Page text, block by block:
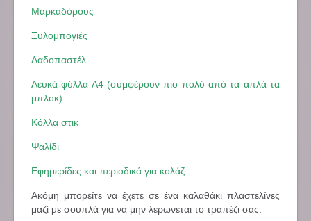
Μαρκαδόρους
Ξυλομπογιές
Λαδοπαστέλ
Λευκά φύλλα Α4 (συμφέρουν πιο πολύ από τα απλά τα
μπλοκ)
Κόλλα στικ
Ψαλίδι
Εφημερίδες και περιοδικά για κολάζ
Ακόμη μπορείτε να έχετε σε ένα καλαθάκι πλαστελίνες
μαζί με σουπλά για να μην λερώνεται το τραπέζι σας.